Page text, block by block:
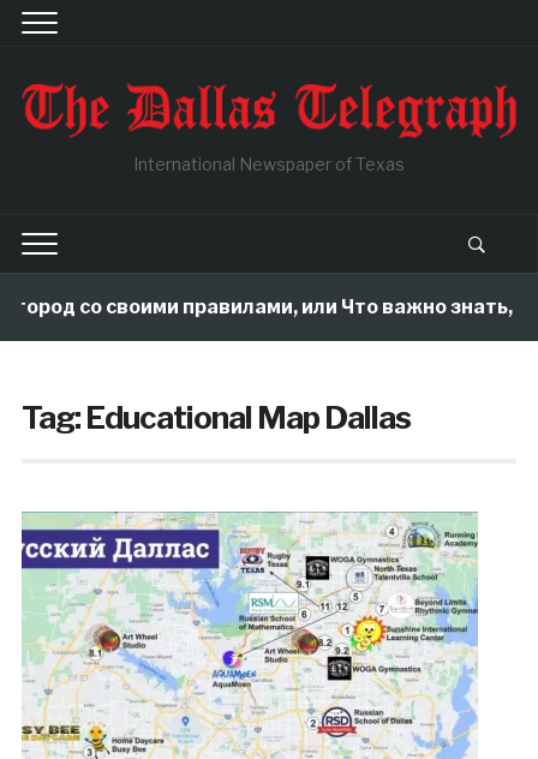
International Newspaper of Texas
со своими правилами, или Что важно знать,
Tag:Educational Map Dallas